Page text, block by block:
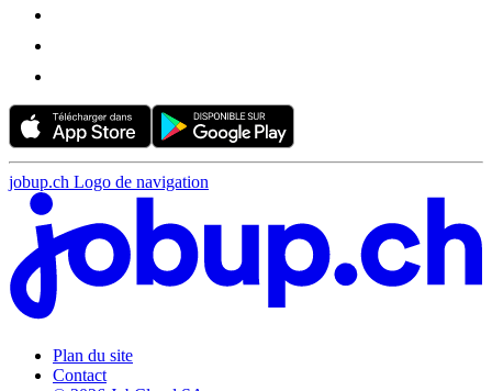
jobup.ch Logo de navigation
Plan du site
Contact